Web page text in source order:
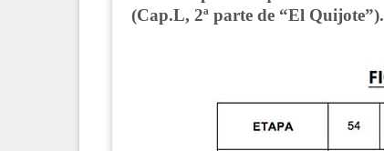
(Cap.L, 2ª parte de “El Quijote”).